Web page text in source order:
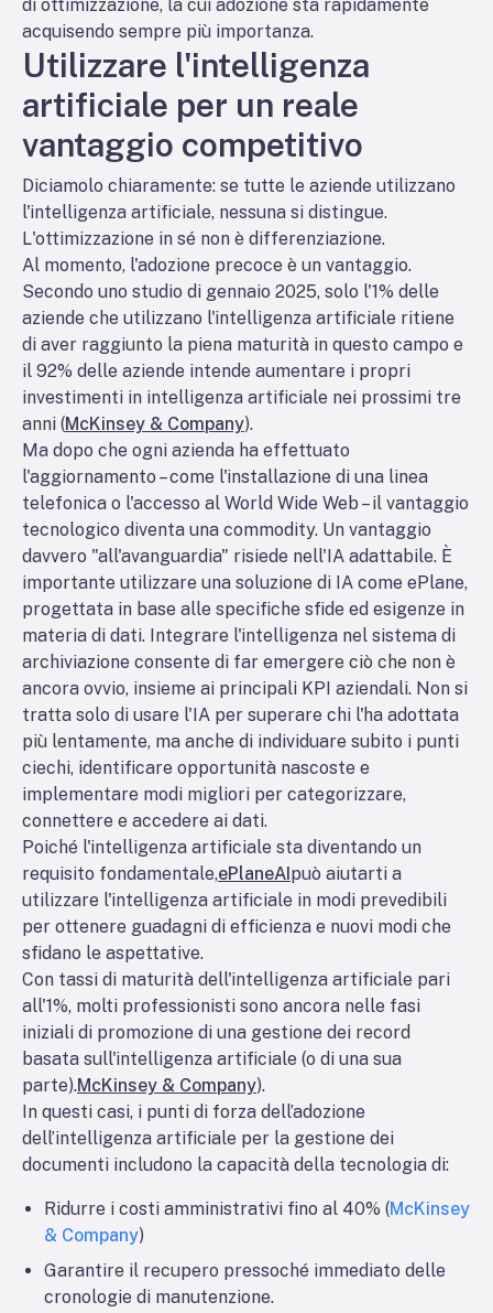
di ottimizzazione, la cui adozione sta rapidamente
acquisendo sempre più importanza.
Utilizzare l'intelligenza
artificiale per un reale
vantaggio competitivo
Diciamolo chiaramente: se tutte le aziende utilizzano
l'intelligenza artificiale, nessuna si distingue.
L'ottimizzazione in sé non è differenziazione.
Al momento, l'adozione precoce è un vantaggio.
Secondo uno studio di gennaio 2025, solo l'1% delle
aziende che utilizzano l'intelligenza artificiale ritiene
di aver raggiunto la piena maturità in questo campo e
il 92% delle aziende intende aumentare i propri
investimenti in intelligenza artificiale nei prossimi tre
anni (McKinsey & Company).
Ma dopo che ogni azienda ha effettuato
l'aggiornamento – come l'installazione di una linea
telefonica o l'accesso al World Wide Web – il vantaggio
tecnologico diventa una commodity. Un vantaggio
davvero "all'avanguardia" risiede nell'IA adattabile. È
importante utilizzare una soluzione di IA come ePlane,
progettata in base alle specifiche sfide ed esigenze in
materia di dati. Integrare l'intelligenza nel sistema di
archiviazione consente di far emergere ciò che non è
ancora ovvio, insieme ai principali KPI aziendali. Non si
tratta solo di usare l'IA per superare chi l'ha adottata
più lentamente, ma anche di individuare subito i punti
ciechi, identificare opportunità nascoste e
implementare modi migliori per categorizzare,
connettere e accedere ai dati.
Poiché l'intelligenza artificiale sta diventando un
requisito fondamentale,ePlaneAIpuò aiutarti a
utilizzare l'intelligenza artificiale in modi prevedibili
per ottenere guadagni di efficienza e nuovi modi che
sfidano le aspettative.
Con tassi di maturità dell'intelligenza artificiale pari
all'1%, molti professionisti sono ancora nelle fasi
iniziali di promozione di una gestione dei record
basata sull'intelligenza artificiale (o di una sua
parte).McKinsey & Company).
In questi casi, i punti di forza dell’adozione
dell’intelligenza artificiale per la gestione dei
documenti includono la capacità della tecnologia di:
Ridurre i costi amministrativi fino al 40% (McKinsey
& Company)
Garantire il recupero pressoché immediato delle
cronologie di manutenzione.